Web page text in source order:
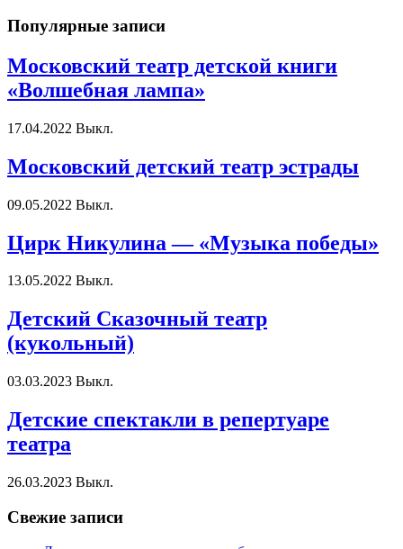
Популярные записи
Московский театр детской книги
«Волшебная лампа»
17.04.2022 Выкл.
Московский детский театр эстрады
09.05.2022 Выкл.
Цирк Никулина — «Музыка победы»
13.05.2022 Выкл.
Детский Сказочный театр
(кукольный)
03.03.2023 Выкл.
Детские спектакли в репертуаре
театра
26.03.2023 Выкл.
Свежие записи